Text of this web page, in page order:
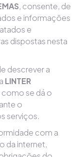
, consente, de
e informações
e
dispostas nesta
descrever a
LINTER
como se dá o
o
serviços.
com a
da internet,